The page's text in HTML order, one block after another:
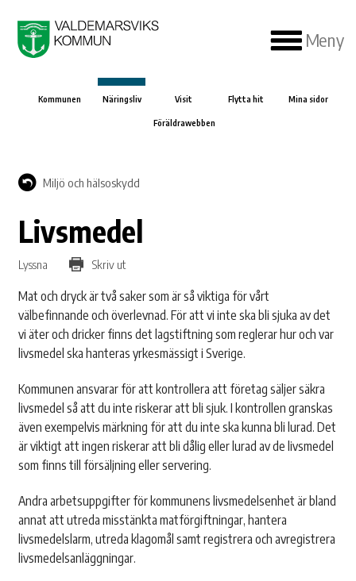
Meny
Kommunen Näringsliv Visit Flytta hit Mina sidor
Föräldrawebben
Miljö och hälsoskydd
Livsmedel
Lyssna Skriv ut
Mat och dryck är två saker som är så viktiga för vårt
välbefinnande och överlevnad. För att vi inte ska bli sjuka av det
vi äter och dricker finns det lagstiftning som reglerar hur och var
livsmedel ska hanteras yrkesmässigt i Sverige.
Kommunen ansvarar för att kontrollera att företag säljer säkra
livsmedel så att du inte riskerar att bli sjuk. I kontrollen granskas
även exempelvis märkning för att du inte ska kunna bli lurad. Det
är viktigt att ingen riskerar att bli dålig eller lurad av de livsmedel
som finns till försäljning eller servering.
Andra arbetsuppgifter för kommunens livsmedelsenhet är bland
annat att utreda misstänkta matförgiftningar, hantera
livsmedelslarm, utreda klagomål samt registrera och avregistrera
livsmedelsanläggningar.